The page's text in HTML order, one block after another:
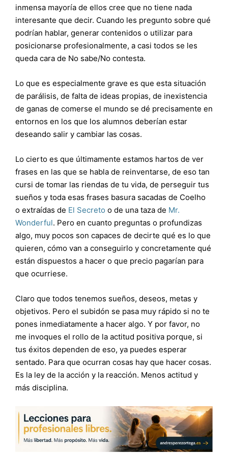
inmensa mayoría de ellos cree que no tiene nada
interesante que decir. Cuando les pregunto sobre qué
podrían hablar, generar contenidos o utilizar para
posicionarse profesionalmente, a casi todos se les
queda cara de No sabe/No contesta.
Lo que es especialmente grave es que esta situación
de parálisis, de falta de ideas propias, de inexistencia
de ganas de comerse el mundo se dé precisamente en
entornos en los que los alumnos deberían estar
deseando salir y cambiar las cosas.
Lo cierto es que últimamente estamos hartos de ver
frases en las que se habla de reinventarse, de eso tan
cursi de tomar las riendas de tu vida, de perseguir tus
sueños y toda esas frases basura sacadas de Coelho
o extraídas de El Secreto o de una taza de Mr.
Wonderful. Pero en cuanto preguntas o profundizas
algo, muy pocos son capaces de decirte qué es lo que
quieren, cómo van a conseguirlo y concretamente qué
están dispuestos a hacer o que precio pagarían para
que ocurriese.
Claro que todos tenemos sueños, deseos, metas y
objetivos. Pero el subidón se pasa muy rápido si no te
pones inmediatamente a hacer algo. Y por favor, no
me invoques el rollo de la actitud positiva porque, si
tus éxitos dependen de eso, ya puedes esperar
sentado. Para que ocurran cosas hay que hacer cosas.
Es la ley de la acción y la reacción. Menos actitud y
más disciplina.